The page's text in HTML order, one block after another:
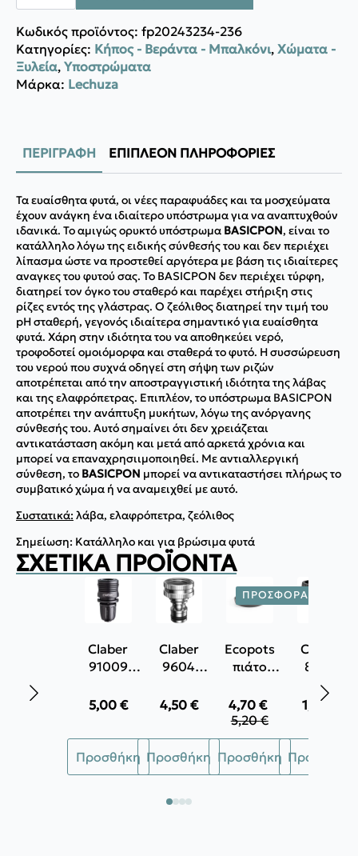
ποσότητα
Κωδικός προϊόντος: fp20243234-236
Κατηγορίες: Κήπος - Βεράντα - Μπαλκόνι, Χώματα -
Ξυλεία, Υποστρώματα
Μάρκα: Lechuza
ΠΕΡΙΓΡΑΦΉ ΕΠΙΠΛΈΟΝ ΠΛΗΡΟΦΟΡΊΕΣ
Τα ευαίσθητα φυτά, οι νέες παραφυάδες και τα μοσχεύματα
έχουν ανάγκη ένα ιδιαίτερο υπόστρωμα για να αναπτυχθούν
ιδανικά. Το αμιγώς ορυκτό υπόστρωμα BASICPON, είναι το
κατάλληλο λόγω της ειδικής σύνθεσής του και δεν περιέχει
λίπασμα ώστε να προστεθεί αργότερα με βάση τις ιδιαίτερες
αναγκες του φυτού σας. Το BASICPON δεν περιέχει τύρφη,
διατηρεί τον όγκο του σταθερό και παρέχει στήριξη στις
ρίζες εντός της γλάστρας. Ο ζεόλιθος διατηρεί την τιμή του
pH σταθερή, γεγονός ιδιαίτερα σημαντικό για ευαίσθητα
φυτά. Χάρη στην ιδιότητα του να αποθηκεύει νερό,
τροφοδοτεί ομοιόμορφα και σταθερά το φυτό. Η συσσώρευση
του νερού που συχνά οδηγεί στη σήψη των ριζών
αποτρέπεται από την αποστραγγιστική ιδιότητα της λάβας
και της ελαφρόπετρας. Επιπλέον, το υπόστρωμα BASICPON
αποτρέπει την ανάπτυξη μυκήτων, λόγω της ανόργανης
σύνθεσής του. Αυτό σημαίνει ότι δεν χρειάζεται
αντικατάσταση ακόμη και μετά από αρκετά χρόνια και
μπορεί να επαναχρησιιμοποιηθεί. Με αντιαλλεργική
σύνθεση, το ΒASICPON μπορεί να αντικαταστήσει πλήρως το
συμβατικό χώμα ή να αναμειχθεί με αυτό.
Συστατικά: λάβα, ελαφρόπετρα, ζεόλιθος
Σημείωση: Κατάλληλο και για βρώσιμα φυτά
ΣΧΕΤΙΚΆ ΠΡΟΪΌΝΤΑ
Claber
91009
σύνδεσμος
για Φ16
PE.
5,00 €
Προσθήκη
Claber
9604
Ρακόρ
3/4"
4,50 €
Προσθήκη
ΠΡΟΣΦΟΡΆ!
Ecopots
πιάτο
Stockholm
5,20€
Original
was:
5,20 €.
4,70€
Η
τιμή
είναι:
4,70 €.
Προσθήκη
Αυτό
το
Claber
8626
Ρακόρ
βρύσης με
πάσο 3/4 ́ ́
1,90
Προσθήκη